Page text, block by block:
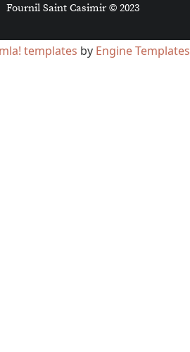
Fournil Saint Casimir © 2023
templates by Engine Templates